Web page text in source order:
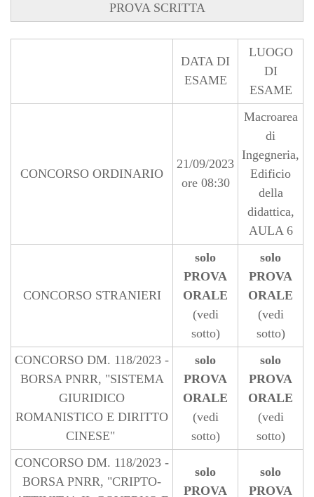
PROVA SCRITTA
DATA DI
ESAME
LUOGO
DI
ESAME
CONCORSO ORDINARIO
21/09/2023
ore 08:30
Macroarea
di
Ingegneria,
Edificio
della
didattica,
AULA 6
CONCORSO STRANIERI
solo
PROVA
ORALE
(vedi
sotto)
solo
PROVA
ORALE
(vedi
sotto)
CONCORSO DM. 118/2023 -
BORSA PNRR, "SISTEMA
GIURIDICO
ROMANISTICO E DIRITTO
CINESE"
solo
PROVA
ORALE
(vedi
sotto)
solo
PROVA
ORALE
(vedi
sotto)
CONCORSO DM. 118/2023 -
BORSA PNRR, "CRIPTO-
solo
PROVA
solo
PROVA